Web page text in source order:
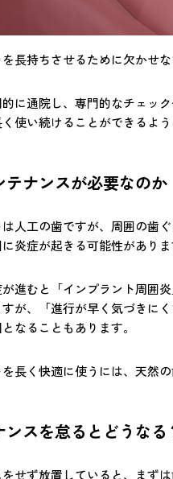
長持ちさせるために欠かせ
に通院し、専門的なチェッ
使い続けることができるよう
テナンスが必要なのか
人工の歯ですが、周囲の歯
炎症が起きる可能性がありま
進むと「インプラント周囲
が、「進行が早く気づきに
なることもあります。
長く快適に使うには、天然
ンスを怠るとどうなる
せず放置していると、まず